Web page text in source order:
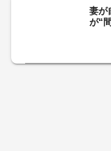
妻が
が“